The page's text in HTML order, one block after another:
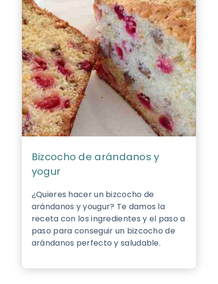
Bizcocho de arándanos y
yogur
¿Quieres hacer un bizcocho de
arándanos y yougur? Te damos la
receta con los ingredientes y el paso a
paso para conseguir un bizcocho de
arándanos perfecto y saludable.